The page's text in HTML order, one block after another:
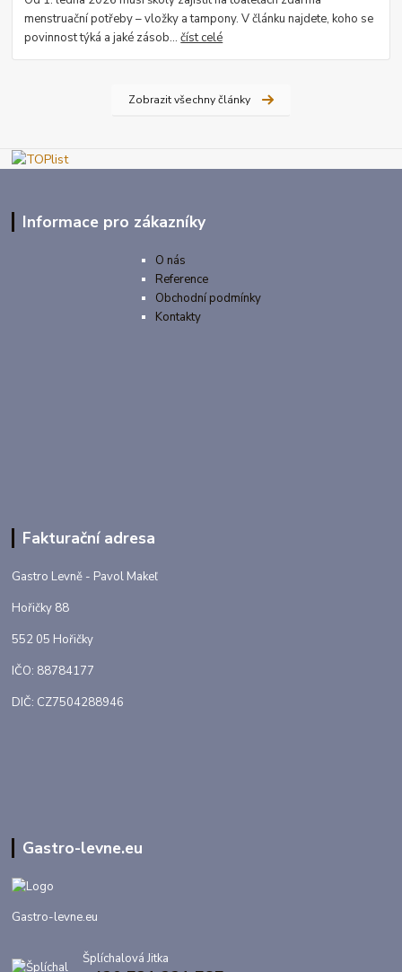
menstruační potřeby – vložky a tampony. V článku najdete, koho se
povinnost týká a jaké zásob...číst celé
Zobrazit všechny články
Informace pro zákazníky
O nás
Reference
Obchodní podmínky
Kontakty
Fakturační adresa
Gastro Levně - Pavol Makeľ
Hořičky 88
552 05 Hořičky
IČO: 88784177
DIČ: CZ7504288946
Gastro-levne.eu
Gastro-levne.eu
Šplíchalová Jitka